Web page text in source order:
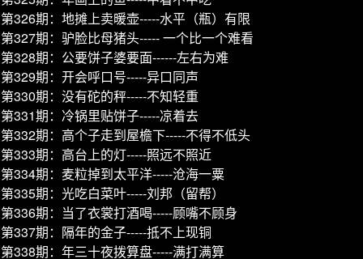
第326期：地摊上卖暖壶-----水平（瓶）有限
第327期：驴脸比母猪头----- 一个比一个难看
第328期：公要饼子婆要面------左右为难
第329期：开会呼口号-----异口同声
第330期：没有砣的秤-----不知轻重
第331期：冷锅里贴饼子-----凉着去
第332期：高个子走到屋檐下-----不得不低头
第333期：高台上的灯-----照远不照近
第334期：麦粒掉到太平洋-----沧海一粟
第335期：光吃白菜叶-----刘邦（留帮）
第336期：当了衣裳打酒喝-----顾嘴不顾身
第337期：隔年的金子-----抵不上现铜
第338期：年三十夜拨算盘-----满打满算